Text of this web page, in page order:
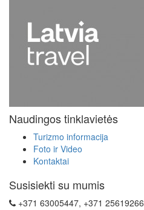
Naudingos tinklavietės
Turizmo informacija
Foto ir Video
Kontaktai
Susisiekti su mumis
+371 63005447, +371 25619266